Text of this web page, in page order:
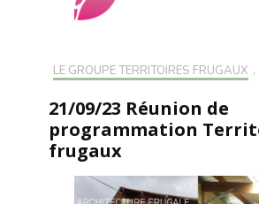
LE GROUPE TERRITOIRES FRUGAUX ,
21/09/23 Réunion de
programmation
frugaux